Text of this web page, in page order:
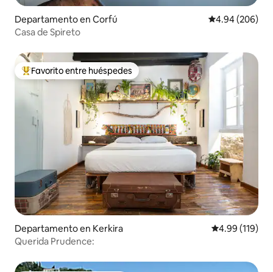
Departamento en Corfú Calificación
4.94 (206)
Casa de Spireto
De los mejores en Favorito entre huéspedes
Favorito entre huéspedes
Departamento en Kerkira Calificación
4.99 (119)
Querida Prudence: